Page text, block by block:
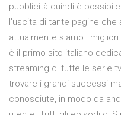
pubblicità quindi è
l'uscita di tante pagine
attualmente siamo i
è il primo sito italiano
streaming di tutte le serie
trovare i grandi successi
conosciute, in modo da